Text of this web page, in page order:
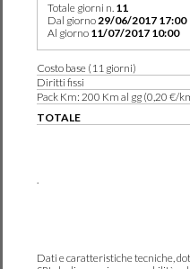
Totale giorni n. 11
Dal giorno29/06/2017 17:00
Al giorno 11/07/2017 10:00
Costo base (11 giorni)
Diritti fissi
Pack Km: 200 Km al gg (0,20 €/
TOTALE
.
Dati e caratteristiche tecniche,